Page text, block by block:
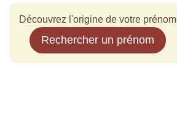
Découvrez l'origine de votre prénom
Rechercher un prénom